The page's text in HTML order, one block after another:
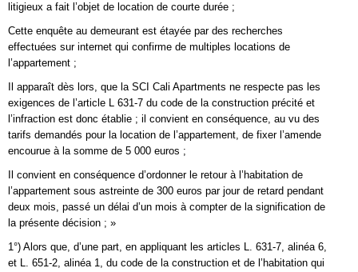
litigieux a fait l’objet de location de courte durée ;
Cette enquête au demeurant est étayée par des recherches
effectuées sur internet qui confirme de multiples locations de
l’appartement ;
Il apparaît dès lors, que la SCI Cali Apartments ne respecte pas les
exigences de l’article L 631-7 du code de la construction précité et
l’infraction est donc établie ; il convient en conséquence, au vu des
tarifs demandés pour la location de l’appartement, de fixer l’amende
encourue à la somme de 5 000 euros ;
Il convient en conséquence d’ordonner le retour à l’habitation de
l’appartement sous astreinte de 300 euros par jour de retard pendant
deux mois, passé un délai d’un mois à compter de la signification de
la présente décision ; »
1°) Alors que, d’une part, en appliquant les articles L. 631-7, alinéa 6,
et L. 651-2, alinéa 1, du code de la construction et de l’habitation qui